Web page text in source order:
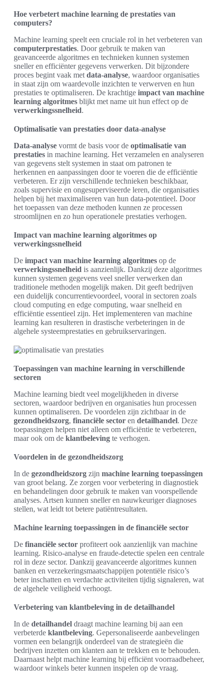
Hoe verbetert machine learning de prestaties van
computers?
Machine learning speelt een cruciale rol in het verbeteren van
computerprestaties. Door gebruik te maken van
geavanceerde algoritmes en technieken kunnen systemen
sneller en efficiënter gegevens verwerken. Dit bijzondere
proces begint vaak met data-analyse, waardoor organisaties
in staat zijn om waardevolle inzichten te verwerven en hun
prestaties te optimaliseren. De krachtige impact van machine
learning algoritmes blijkt met name uit hun effect op de
verwerkingssnelheid.
Optimalisatie van prestaties door data-analyse
Data-analyse vormt de basis voor de optimalisatie van
prestaties in machine learning. Het verzamelen en analyseren
van gegevens stelt systemen in staat om patronen te
herkennen en aanpassingen door te voeren die de efficiëntie
verbeteren. Er zijn verschillende technieken beschikbaar,
zoals supervisie en ongesuperviseerde leren, die organisaties
helpen bij het maximaliseren van hun data-potentieel. Door
het toepassen van deze methoden kunnen ze processen
stroomlijnen en zo hun operationele prestaties verhogen.
Impact van machine learning algoritmes op
verwerkingssnelheid
De impact van machine learning algoritmes op de
verwerkingssnelheid is aanzienlijk. Dankzij deze algoritmes
kunnen systemen gegevens veel sneller verwerken dan
traditionele methoden mogelijk maken. Dit geeft bedrijven
een duidelijk concurrentievoordeel, vooral in sectoren zoals
cloud computing en edge computing, waar snelheid en
efficiëntie essentieel zijn. Het implementeren van machine
learning kan resulteren in drastische verbeteringen in de
algehele systeemprestaties en gebruikservaringen.
Toepassingen van machine learning in verschillende
sectoren
Machine learning biedt veel mogelijkheden in diverse
sectoren, waardoor bedrijven en organisaties hun processen
kunnen optimaliseren. De voordelen zijn zichtbaar in de
gezondheidszorg, financiële sector en detailhandel. Deze
toepassingen helpen niet alleen om efficiëntie te verbeteren,
maar ook om de klantbeleving te verhogen.
Voordelen in de gezondheidszorg
In de gezondheidszorg zijn machine learning toepassingen
van groot belang. Ze zorgen voor verbetering in diagnostiek
en behandelingen door gebruik te maken van voorspellende
analyses. Artsen kunnen sneller en nauwkeuriger diagnoses
stellen, wat leidt tot betere patiëntresultaten.
Machine learning toepassingen in de financiële sector
De financiële sector profiteert ook aanzienlijk van machine
learning. Risico-analyse en fraude-detectie spelen een centrale
rol in deze sector. Dankzij geavanceerde algoritmes kunnen
banken en verzekeringsmaatschappijen potentiële risico’s
beter inschatten en verdachte activiteiten tijdig signaleren, wat
de algehele veiligheid verhoogt.
Verbetering van klantbeleving in de detailhandel
In de detailhandel draagt machine learning bij aan een
verbeterde klantbeleving. Gepersonaliseerde aanbevelingen
vormen een belangrijk onderdeel van de strategieën die
bedrijven inzetten om klanten aan te trekken en te behouden.
Daarnaast helpt machine learning bij efficiënt voorraadbeheer,
waardoor winkels beter kunnen inspelen op de vraag.